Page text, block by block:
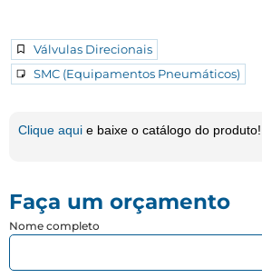
Válvulas Direcionais
SMC (Equipamentos Pneumáticos)
Clique aqui e baixe o catálogo do produto!
Faça um orçamento
Nome completo